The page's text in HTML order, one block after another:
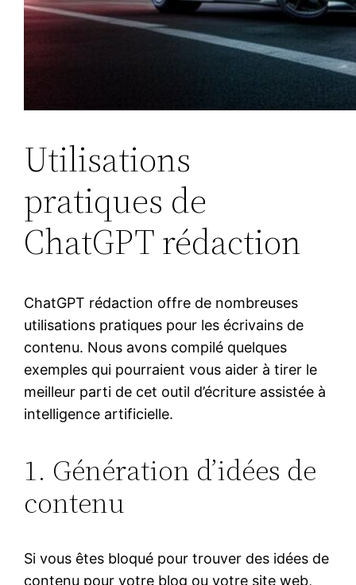
Utilisations
pratiques de
ChatGPT rédaction
ChatGPT rédaction offre de nombreuses
utilisations pratiques pour les écrivains de
contenu. Nous avons compilé quelques
exemples qui pourraient vous aider à tirer le
meilleur parti de cet outil d’écriture assistée à
intelligence artificielle.
1. Génération d’idées de
contenu
Si vous êtes bloqué pour trouver des idées de
contenu pour votre blog ou votre site web,